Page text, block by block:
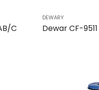
C
DEWARY
Dewar CF-9511